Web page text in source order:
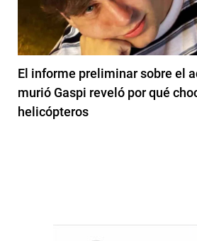
El informe preliminar sobre el
murió Gaspi reveló por qué
helicópteros